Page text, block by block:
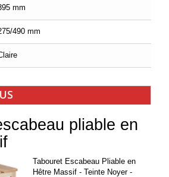
mm
490 mm
pliable en
Tabouret Escabeau Pliable en
Hêtre Massif - Teinte Noyer -